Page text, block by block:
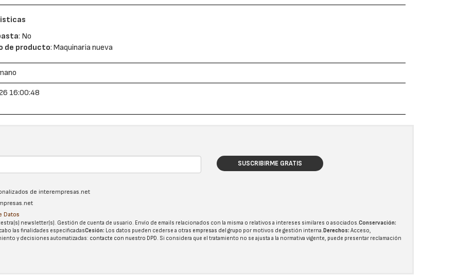
: No
de producto: Maquinaria nueva
16:00:48
SUSCRIBIRME GRATIS
de interempresas.net
Datos
newsletter(s). Gestión de cuenta de usuario. Envío de emails relacionados con la misma o relativos a intereses similares o asociados.Conservación:
las finalidades especificadasCesión: Los datos pueden cederse a otras empresas del grupo por motivos de gestión interna.Derechos: Acceso,
y decisiones automatizadas: contacte con nuestro DPD. Si considera que el tratamiento no se ajusta a la normativa vigente, puede presentar reclamación